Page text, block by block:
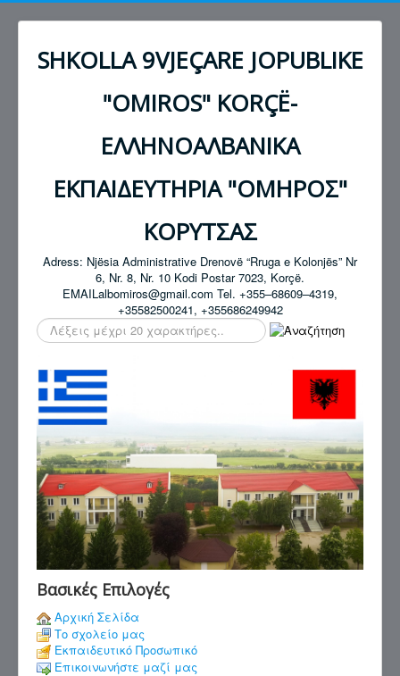
SHKOLLA 9VJEÇARE JOPUBLIKE
"OMIROS" KORÇË-
ΕΛΛΗΝΟΑΛΒΑΝΙΚΑ
ΕΚΠΑΙΔΕΥΤΗΡΙΑ "ΟΜΗΡΟΣ"
ΚΟΡΥΤΣΑΣ
Adress: Njësia Administrative Drenovë “Rruga e Kolonjës” Nr
6, Nr. 8, Nr. 10 Kodi Postar 7023, Korçë.
EMAILalbomiros@gmail.com Tel. +355–68609–4319,
+35582500241, +355686249942
Αναζήτηση...
Βασικές Επιλογές
Αρχική Σελίδα
Το σχολείο μας
Εκπαιδευτικό Προσωπικό
Επικοινωνήστε μαζί μας